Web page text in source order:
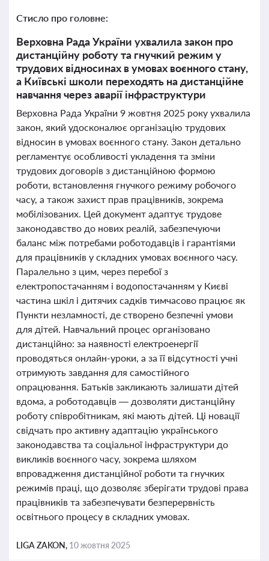
Стисло про головне:
Верховна Рада України ухвалила закон про
дистанційну роботу та гнучкий режим у
трудових відносинах в умовах воєнного стану,
а Київські школи переходять на дистанційне
навчання через аварії інфраструктури
Верховна Рада України 9 жовтня 2025 року ухвалила
закон, який удосконалює організацію трудових
відносин в умовах воєнного стану. Закон детально
регламентує особливості укладення та зміни
трудових договорів з дистанційною формою
роботи, встановлення гнучкого режиму робочого
часу, а також захист прав працівників, зокрема
мобілізованих. Цей документ адаптує трудове
законодавство до нових реалій, забезпечуючи
баланс між потребами роботодавців і гарантіями
для працівників у складних умовах воєнного часу.
Паралельно з цим, через перебої з
електропостачанням і водопостачанням у Києві
частина шкіл і дитячих садків тимчасово працює як
Пункти незламності, де створено безпечні умови
для дітей. Навчальний процес організовано
дистанційно: за наявності електроенергії
проводяться онлайн-уроки, а за її відсутності учні
отримують завдання для самостійного
опрацювання. Батьків закликають залишати дітей
вдома, а роботодавців — дозволяти дистанційну
роботу співробітникам, які мають дітей. Ці новації
свідчать про активну адаптацію українського
законодавства та соціальної інфраструктури до
викликів воєнного часу, зокрема шляхом
впровадження дистанційної роботи та гнучких
режимів праці, що дозволяє зберігати трудові права
працівників та забезпечувати безперервність
освітнього процесу в складних умовах.
LIGA ZAKON, 10 жовтня 2025